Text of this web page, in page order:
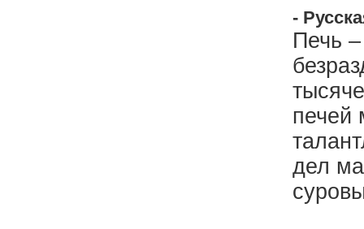
-
Печь
печей
дел